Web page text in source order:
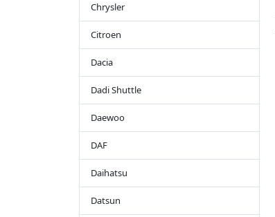
Chrysler
Citroen
Dacia
Dadi Shuttle
Daewoo
DAF
Daihatsu
Datsun